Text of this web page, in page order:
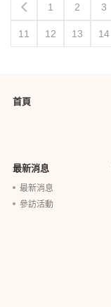
1 2 3
11 12 13 14
首頁
最新消息
最新消息
參訪活動